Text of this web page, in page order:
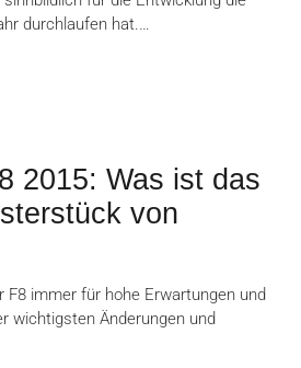
durchlaufen hat.…
2015: Was ist das
von
F8 immer für hohe Erwartungen und
wichtigsten Änderungen und